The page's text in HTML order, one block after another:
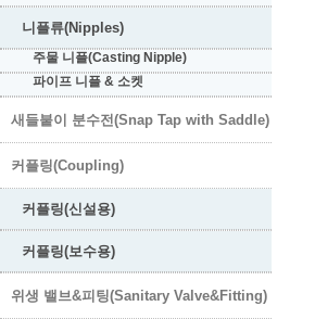
니플류(Nipples)
주물 니플(Casting Nipple)
파이프 니플 & 소켓
새들붙이 분수전(Snap Tap with Saddle)
커플링(Coupling)
커플링(신설용)
커플링(보수용)
위생 밸브&피팅(Sanitary Valve&Fitting)